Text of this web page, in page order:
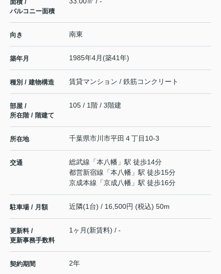
面積 /
バルコニー面積
向き 南東
築年月 1985年4月(築41年)
種別 / 建物構造 賃貸マンション / 鉄筋コンクリート
部屋 /
所在階 / 階建て
105 / 1階 / 3階建
所在地 千葉県市川市平田 ４丁目10-3
交通 総武線 「本八幡 」駅 徒歩14分
都営新宿線 「本八幡 」駅 徒歩15分
京成本線 「京成八幡 」駅 徒歩16分
駐車場 / 月額 近隣(1台) / 16,500円 (税込) 50m
更新料 /
更新事務手数料
1ヶ月(新賃料) / -
契約期間 2年